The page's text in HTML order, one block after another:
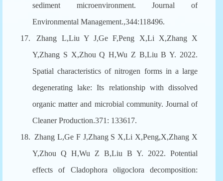
sediment microenvironment. Journal of
Environmental Management.,344:118496.
17.
Zhang L,Liu Y J,Ge F,Peng X,Li X,Zhang X
Y,Zhang S X,Zhou Q H,Wu Z B,Liu B Y. 2022.
Spatial characteristics of nitrogen forms in a large
degenerating lake: Its relationship with dissolved
organic matter and microbial community. Journal of
Cleaner Production.371: 133617.
18. Zhang L,Ge F J,Zhang S X,Li X,Peng,X,Zhang X
Y,Zhou Q H,Wu Z B,Liu B Y. 2022. Potential
effects of Cladophora oligoclora decomposition: